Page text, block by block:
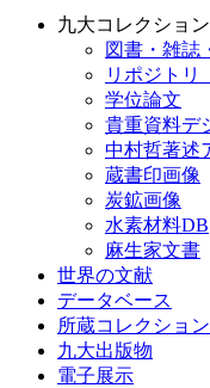
九大コレクション
図書・雑誌
リポジトリ
学位論文
貴重資料デ
中村哲著述
蔵書印画像
炭鉱画像
水素材料DB
麻生家文書
世界の文献
データベース
所蔵コレクション
九大出版物
電子展示